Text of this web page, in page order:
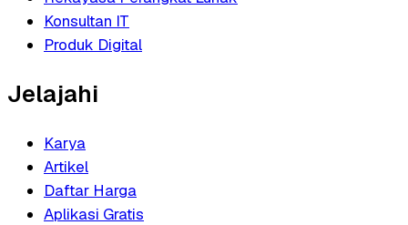
Konsultan IT
Produk Digital
Jelajahi
Karya
Artikel
Daftar Harga
Aplikasi Gratis